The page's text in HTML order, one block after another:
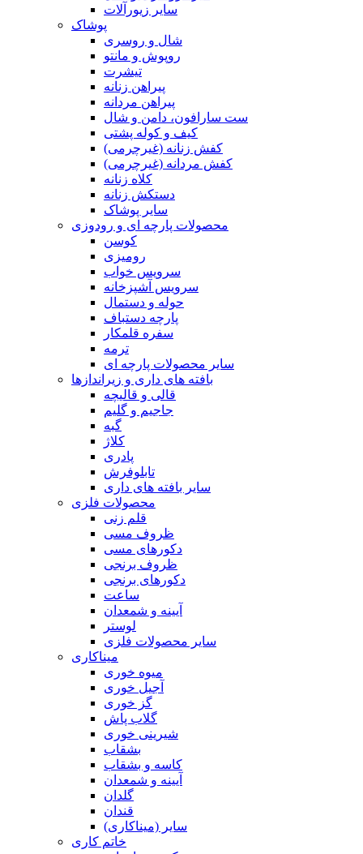
سایر زیورآلات
پوشاک
شال و روسری
روپوش و مانتو
تیشرت
پیراهن زنانه
پیراهن مردانه
ست سارافون، دامن و شال
کیف و کوله پشتی
کفش زنانه (غیرچرمی)
کفش مردانه (غیرچرمی)
کلاه زنانه
دستکش زنانه
سایر پوشاک
محصولات پارچه ای و رودوزی
کوسن
رومیزی
سرویس خواب
سرویس آشپزخانه
حوله و دستمال
پارچه دستباف
سفره قلمکار
ترمه
سایر محصولات پارچه ای
بافته های داری و زیراندازها
قالی و قالیچه
جاجیم و گلیم
گبه
کلاژ
پادری
تابلوفرش
سایر بافته های داری
محصولات فلزی
قلم زنی
ظروف مسی
دکورهای مسی
ظروف برنجی
دکورهای برنجی
ساعت
آیینه و شمعدان
لوستر
سایر محصولات فلزی
میناکاری
میوه خوری
آجیل خوری
گز خوری
گلاب پاش
شیرینی خوری
بشقاب
کاسه و بشقاب
آیینه و شمعدان
گلدان
قندان
سایر (میناکاری)
خاتم کاری